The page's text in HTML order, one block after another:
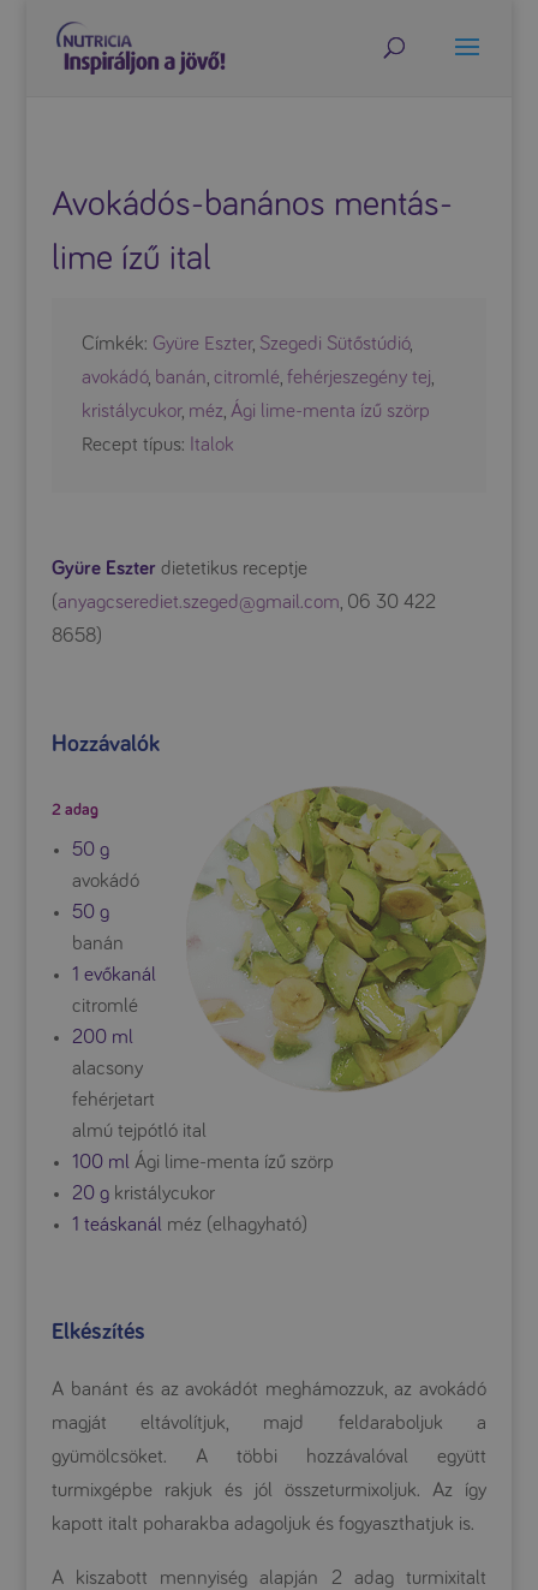
Avokádós-banános mentás-
lime ízű ital
Címkék: Gyüre Eszter, Szegedi Sütőstúdió,
avokádó, banán, citromlé, fehérjeszegény tej,
kristálycukor, méz, Ági lime-menta ízű szörp
Recept típus: Italok
Gyüre Eszter dietetikus receptje
(anyagcserediet.szeged@gmail.com, 06 30 422
8658)
Hozzávalók
2 adag
50 g
avokádó
50 g
banán
1 evőkanál
citromlé
200 ml
alacsony
fehérjetart
almú tejpótló ital
100 mlÁgi lime-menta ízű szörp
20 gkristálycukor
1 teáskanálméz (elhagyható)
Elkészítés
A banánt és az avokádót meghámozzuk, az avokádó
magját eltávolítjuk, majd feldaraboljuk a
gyümölcsöket. A többi hozzávalóval együtt
turmixgépbe rakjuk és jól összeturmixoljuk. Az így
kapott italt poharakba adagoljuk és fogyaszthatjuk is.
A kiszabott mennyiség alapján 2 adag turmixitalt